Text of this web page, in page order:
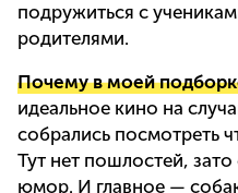
подружиться с
родителями.
Почему в моей
идеальное кино на
собрались посмотреть
Тут нет пошлостей,
юмор. И главное —